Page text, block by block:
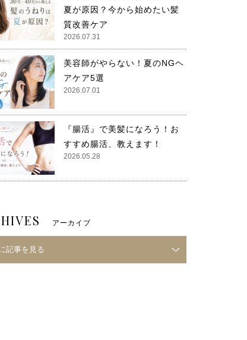
夏が原因？今から始めたい髪
質改善ケア
2026.07.31
美容師がやらない！夏のNGヘ
アケア5選
2026.07.01
『腸活』で美髪になろう！お
すすめ腸活、教えます！
2026.05.28
アーカイブ
記事を見る